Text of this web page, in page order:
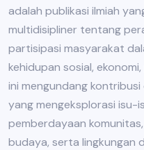
adalah publikasi ilmiah
multidisipliner tentang
partisipasi masyarakat
kehidupan sosial,
ini mengundang
yang mengeksplorasi isu-
pemberdayaan
budaya, serta lingkungan